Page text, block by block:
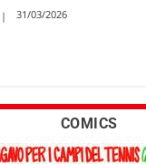
31/03/2026
COMICS